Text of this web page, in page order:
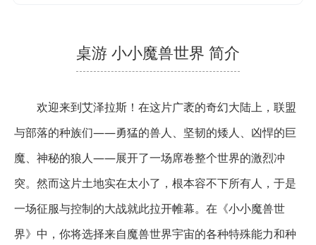
桌游 小小魔兽世界 简介
欢迎来到艾泽拉斯！在这片广袤的奇幻大陆上，联盟
与部落的种族们——勇猛的兽人、坚韧的矮人、凶悍的巨
魔、神秘的狼人——展开了一场席卷整个世界的激烈冲
突。然而这片土地实在太小了，根本容不下所有人，于是
一场征服与控制的大战就此拉开帷幕。在《小小魔兽世
界》中，你将选择来自魔兽世界宇宙的各种特殊能力和种